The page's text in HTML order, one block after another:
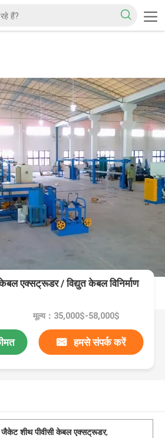
एक्सट्रूडर / विद्युत केबल विनिर्माण
मूल्य：35,000$-58,000$
हमसे संपर्क करें
जैकेट शीथ पीवीसी केबल एक्सट्रूडर,